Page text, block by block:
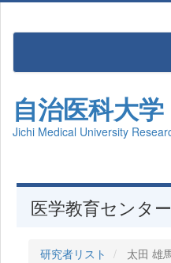
自治医科大学
Jichi Medical University
医学教育センター
研究者リスト 太田 雄